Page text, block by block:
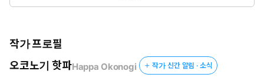
작가 프로필
오코노기 핫파Happa Okonogi 작가 신간 알림 · 소식